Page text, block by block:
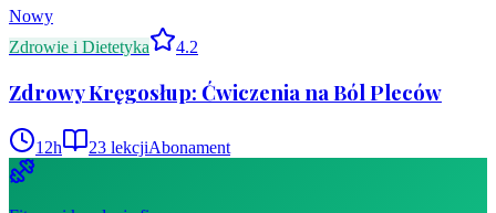
Nowy
Zdrowie i Dietetyka
4.2
Zdrowy Kręgosłup: Ćwiczenia na Ból Pleców
12h 23 lekcjiAbonament